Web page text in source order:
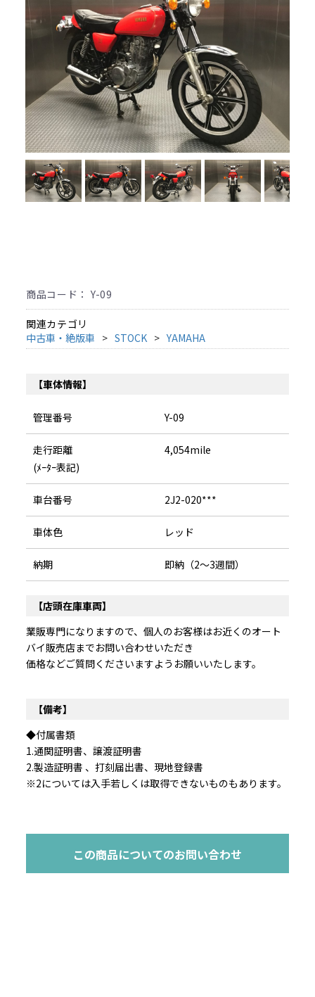
商品コード： Y-09
関連カテゴリ
中古車・絶版車
STOCK YAMAHA
【車体情報】
管理番号 Y-09
走行距離
(ﾒｰﾀｰ表記)
4,054mile
車台番号 2J2-020***
車体色 レッド
納期 即納（2～3週間）
【店頭在庫車両】
業販専門になりますので、個人のお客様はお近くのオート
バイ販売店までお問い合わせいただき
価格などご質問くださいますようお願いいたします。
【備考】
◆付属書類
1.通関証明書、譲渡証明書
2.製造証明書 、打刻届出書、現地登録書
※2については入手若しくは取得できないものもあります。
この商品についてのお問い合わせ